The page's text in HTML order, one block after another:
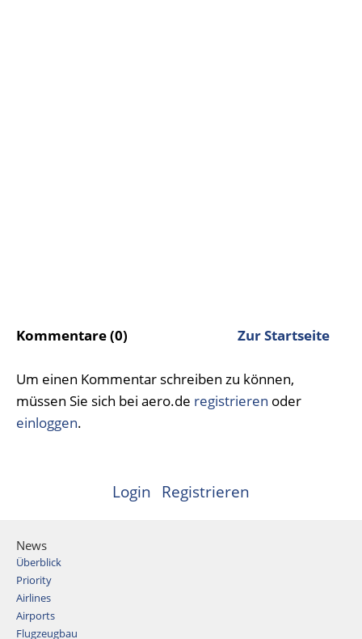
Kommentare (0) Zur Startseite
Um einen Kommentar schreiben zu können,
müssen Sie sich bei aero.de registrieren oder
einloggen.
Login Registrieren
News
Überblick
Priority
Airlines
Airports
Flugzeugbau